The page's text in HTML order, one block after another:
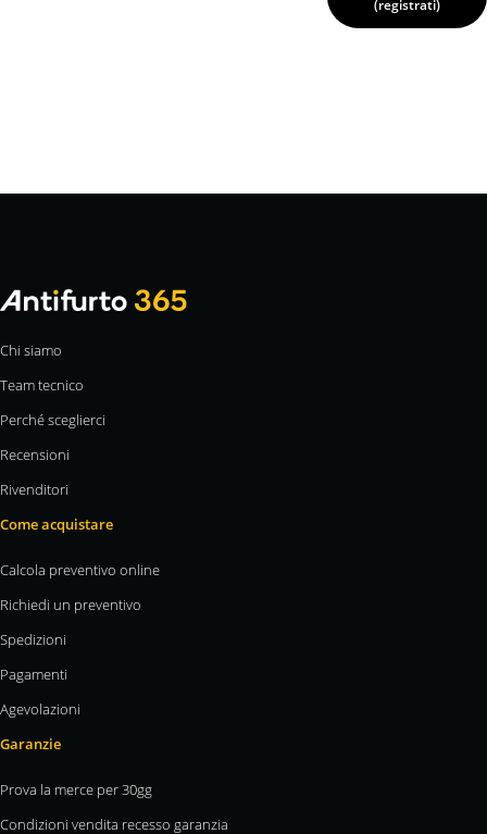
(registrati)
Chi siamo
Team tecnico
Perché sceglierci
Recensioni
Rivenditori
Come acquistare
Calcola preventivo online
Richiedi un preventivo
Spedizioni
Pagamenti
Agevolazioni
Garanzie
Prova la merce per 30gg
Condizioni vendita recesso garanzia